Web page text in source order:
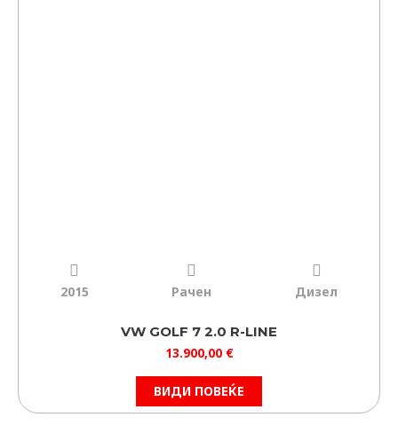
2015 Рачен Дизел
VW GOLF 7 2.0 R-LINE
13.900,00 €
ВИДИ ПОВЕЌЕ